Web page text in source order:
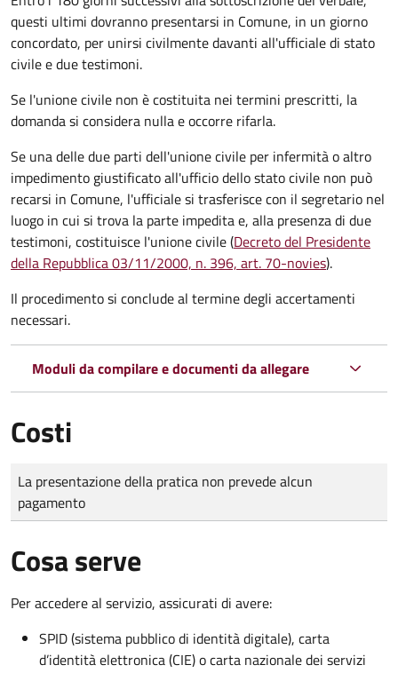
questi ultimi dovranno presentarsi in Comune, in un giorno
concordato, per unirsi civilmentedavanti all'ufficiale di stato
civilee due testimoni.
Se l'unione civile non è costituita nei termini prescritti, la
domanda si considera nulla e occorre rifarla.
Se una delle due parti dell'unione civile per infermità o altro
impedimento giustificato all'ufficio dello stato civile non può
recarsi in Comune, l'ufficiale si trasferisce con il segretario nel
luogo in cui si trova la parte impedita e, alla presenza di due
testimoni, costituisce l'unione civile (Decreto del Presidente
della Repubblica 03/11/2000, n. 396, art. 70-novies).
Il procedimento si conclude al termine degli accertamenti
necessari.
Moduli da compilare e documenti da allegare
Costi
Tipo di pagamento
Importo
La presentazione della pratica non prevede alcun
pagamento
Cosa serve
Per accedere al servizio, assicurati di avere:
SPID (sistema pubblico di identità digitale), carta
d’identità elettronica (CIE) o carta nazionale dei servizi